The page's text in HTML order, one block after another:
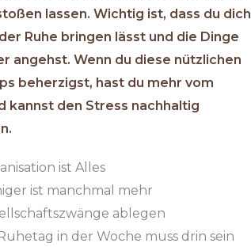
lassen. Wichtig ist, dass du dich
Ruhe bringen lässt und die Dinge
angehst. Wenn du diese nützlichen
beherzigst, hast du mehr vom
kannst den Stress nachhaltig
ist Alles
ist manchmal mehr
ablegen
in der Woche muss drin sein